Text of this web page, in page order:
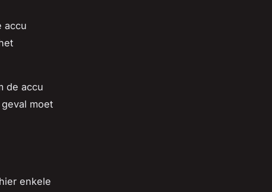
accu
de accu
moet
enkele